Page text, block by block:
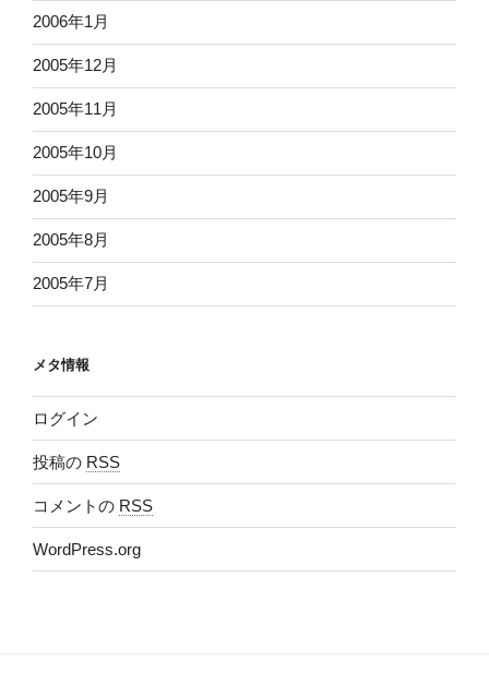
2006年1月
2005年12月
2005年11月
2005年10月
2005年9月
2005年8月
2005年7月
メタ情報
ログイン
投稿の RSS
コメントの RSS
WordPress.org